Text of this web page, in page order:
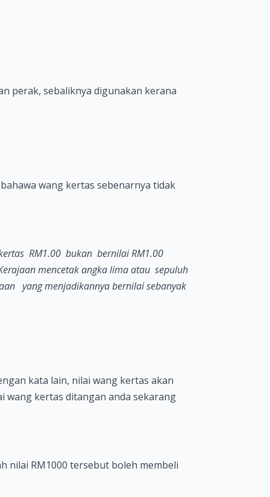
perak, sebaliknya digunakan kerana
wang kertas sebenarnya tidak
RM1.00 bukan bernilai RM1.00
mencetak angka lima atau sepuluh
yang menjadikannya bernilai sebanyak
kata lain, nilai wang kertas akan
wang kertas ditangan anda sekarang
nilai RM1000 tersebut boleh membeli